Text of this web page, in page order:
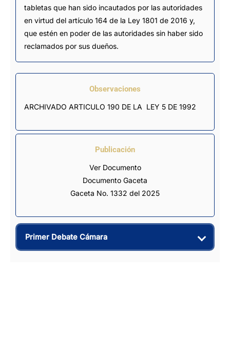
tabletas que han sido incautados por las autoridades
en virtud del artículo 164 de la Ley 1801 de 2016 y,
que estén en poder de las autoridades sin haber sido
reclamados por sus dueños.
Observaciones
ARCHIVADO ARTICULO 190 DE LA  LEY 5 DE 1992
Publicación
Ver Documento
Documento Gaceta
Gaceta No. 1332 del 2025
Primer Debate Cámara